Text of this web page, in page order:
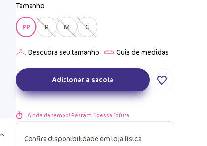
Tamanho
PP P M G
Adicionar a sacola
Ainda da tempo! Restam 1 dessa fofura
Confira disponibilidade em loja física